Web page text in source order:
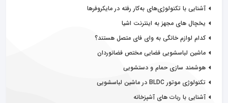
آشنایی با تکنولوژی‌های به‌کار رفته در مایکروفرها
یخچال های مجهز به اینترنت اشیا
کدام لوازم خانگی به وای فای متصل هستند؟
ماشین لباسشویی فضایی مختص فضانوردان
هوشمند سازی حمام و دستشویی
تکنولوژی موتور BLDC در ماشین لباسشویی
آشنایی با ربات های آشپزخانه